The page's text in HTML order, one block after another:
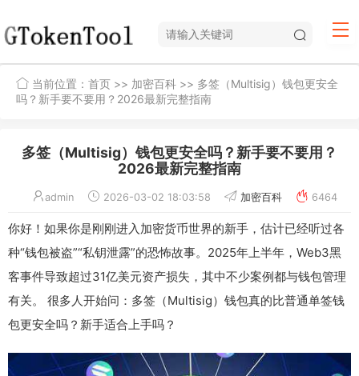
当前位置： 首页 >> 加密百科 >> 多签（Multisig）钱包更安全
吗？新手要不要用？2026最新完整指南
多签（Multisig）钱包更安全吗？新手要不要用？
2026最新完整指南
admin 2026-03-02 18:03:58 加密百科 6464
你好！如果你是刚刚进入加密货币世界的新手，估计已经听过各
种“钱包被盗”“私钥泄露”的恐怖故事。2025年上半年，Web3黑
客事件导致超过31亿美元资产损失，其中不少案例都与钱包管理
有关。 很多人开始问：多签（Multisig）钱包真的比普通单签钱
包更安全吗？新手适合上手吗？